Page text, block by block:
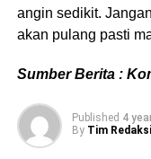
angin sedikit.
akan pulang pasti
Sumber Berita :
Published 4
By Tim Redaksi